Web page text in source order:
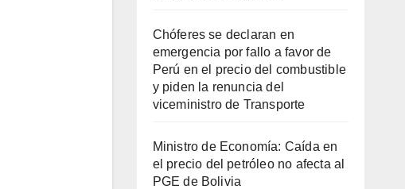
Chóferes se declaran en
emergencia por fallo a favor de
Perú en el precio del combustible
y piden la renuncia del
viceministro de Transporte
Ministro de Economía: Caída en
el precio del petróleo no afecta al
PGE de Bolivia